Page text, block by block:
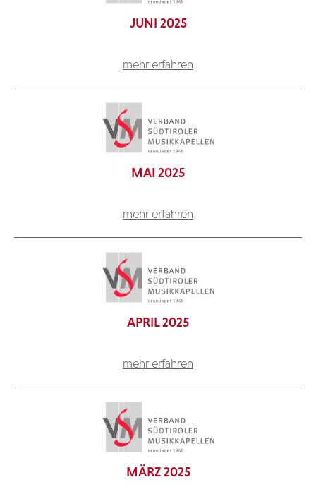
JUNI 2025
mehr erfahren
MAI 2025
mehr erfahren
APRIL 2025
mehr erfahren
MÄRZ 2025